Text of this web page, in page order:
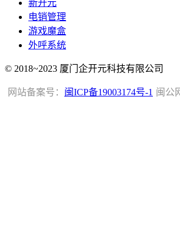
新开元
电销管理
游戏魔盒
外呼系统
© 2018~2023 厦门企开元科技有限公司
闽公
网站备案号： 闽ICP备19003174号-1